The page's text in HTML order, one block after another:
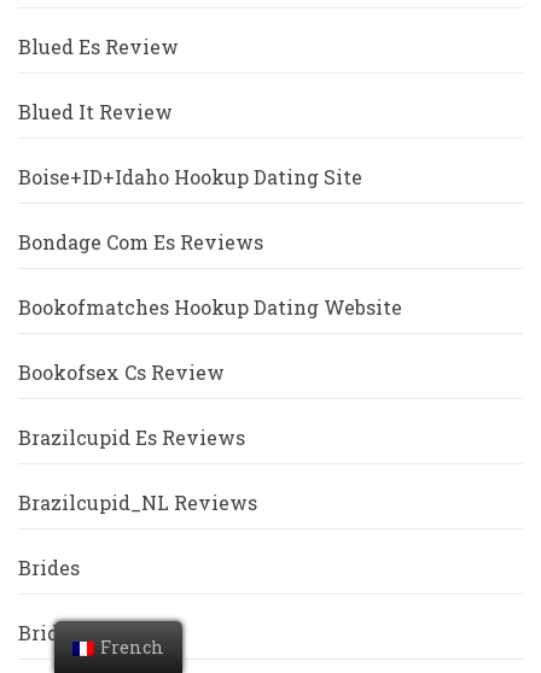
Blued Es Review
Blued It Review
Boise+ID+Idaho Hookup Dating Site
Bondage Com Es Reviews
Bookofmatches Hookup Dating Website
Bookofsex Cs Review
Brazilcupid Es Reviews
Brazilcupid_NL Reviews
Brides
Bridestopsites
French